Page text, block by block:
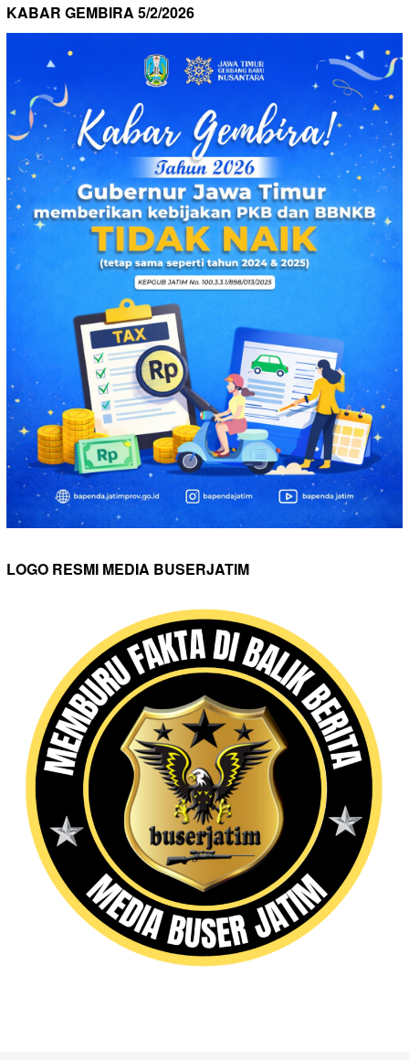
KABAR GEMBIRA 5/2/2026
LOGO RESMI MEDIA BUSERJATIM